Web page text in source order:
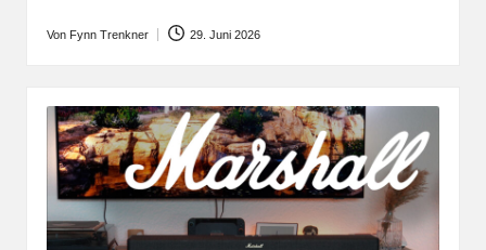
Posted
Von Fynn Trenkner 29. Juni 2026